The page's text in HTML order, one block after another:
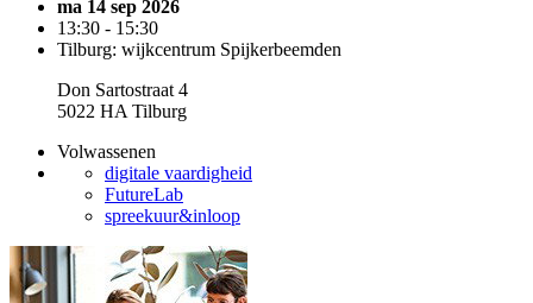
ma 14 sep 2026
13:30 - 15:30
Tilburg: wijkcentrum Spijkerbeemden
Don Sartostraat 4
5022 HA Tilburg
Volwassenen
digitale vaardigheid
FutureLab
spreekuur&inloop